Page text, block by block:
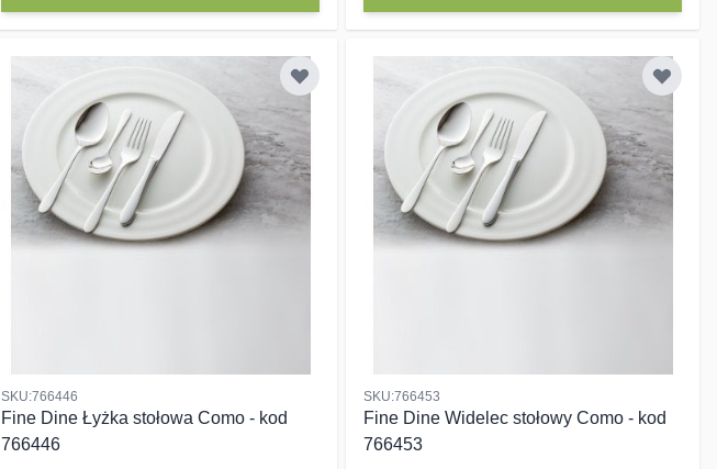
SKU:766446
Fine Dine Łyżka stołowa Como - kod
766446
SKU:766453
Fine Dine Widelec stołowy Como - kod
766453